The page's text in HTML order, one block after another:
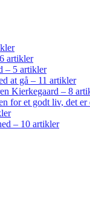
artikler
– 5 artikler
at gå – 11 artikler
Kierkegaard – 8
for et godt liv, det
– 10 artikler